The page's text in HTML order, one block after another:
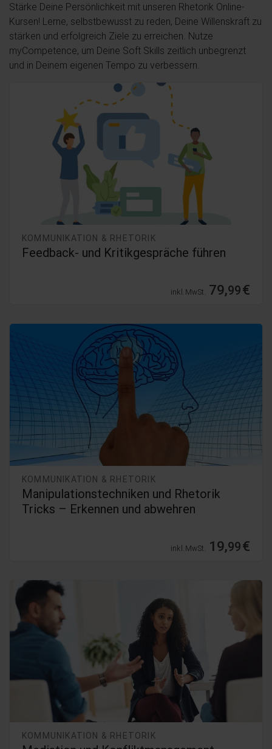
Stärke Deine Persönlichkeit mit unseren Rhetorik Online-
Kursen! Lerne, selbstbewusst zu reden, Deine Willenskraft zu
stärken und erfolgreich Ziele zu erreichen. Nutze
myCompetence, um Deine Soft Skills zeitlich unbegrenzt
und in Deinem eigenen Tempo zu verbessern.
KOMMUNIKATION & RHETORIK
Feedback- und Kritikgespräche führen
inkl. MwSt. 79,99€
KOMMUNIKATION & RHETORIK
Manipulationstechniken und Rhetorik
Tricks – Erkennen und abwehren
inkl. MwSt. 19,99€
KOMMUNIKATION & RHETORIK